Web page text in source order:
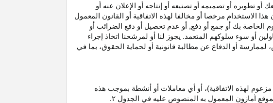
أو تصميمه أو تصنيعه أو إنتاجه أو الإعلان عنه أو
مرخصا أو مخالفا لهذه الاتفاقية أو القانون المعمول
الخاصة بك أو جمع أو دفع, أو عدم تحصيل أو دفع الضرائب أو
أو سوء سلوكهم المتعمد. يجوز لنا أو لمرشحنا اتخاذ إجراء
أو الدفاع عن مطالبة قانونية أو لحماية الحقوق، بما في
لهذه الاتفاقية)، أو أي معاملات أو أنشطة بموجب هذه
بموقع أمازون المعمول به المنصوص عليه في الجدول ۲.